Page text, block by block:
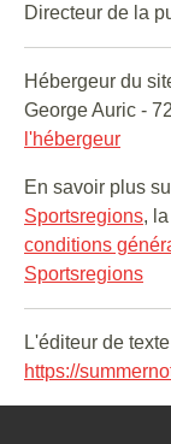
Directeur de la
Hébergeur du
George Auric -
l'hébergeur
En savoir plus
Sportsregions, la
conditions
Sportsregions
L'éditeur de
https://